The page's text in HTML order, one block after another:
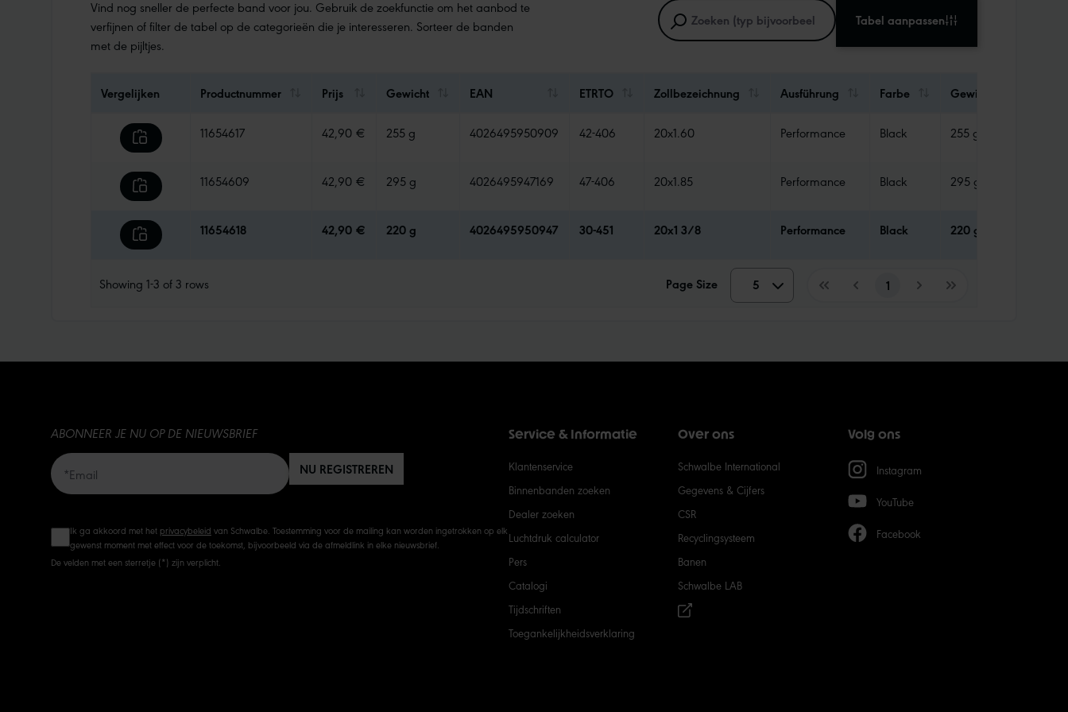
Vind nog sneller de perfecte band voor jou. Gebruik de zoekfunctie om het aanbod te
verfijnen of filter de tabel op de categorieën die je interesseren. Sorteer de banden
met de pijltjes.
Tabel aanpassen
Vergelijken Productnummer Prijs Gewicht EAN ETRTO Zollbezeichnung Ausführung Farbe Gewicht
11654617 42,90 € 255 g 4026495950909 42-406 20x1.60 Performance Black 255 g
11654609 42,90 € 295 g 4026495947169 47-406 20x1.85 Performance Black 295 g
11654618 42,90 € 220 g 4026495950947 30-451 20x1 3/8 Performance Black 220 g
Showing 1-3 of3 rows Page Size 5 5
50
1
ABONNEER JE NU OP DE NIEUWSBRIEF
NU REGISTREREN
Ik ga akkoord met het privacybeleid van Schwalbe. Toestemming voor de mailing kan worden ingetrokken op elk
gewenst moment met effect voor de toekomst, bijvoorbeeld via de afmeldlink in elke nieuwsbrief.
De velden met een sterretje (*) zijn verplicht.
Service & Informatie
Klantenservice
Binnenbanden zoeken
Dealer zoeken
Luchtdruk calculator
Pers
Catalogi
Tijdschriften
Toegankelijkheidsverklaring
Over ons
Schwalbe International
Gegevens & Cijfers
CSR
Recyclingsysteem
Banen
Schwalbe LAB
Volg ons
Instagram
YouTube
Facebook